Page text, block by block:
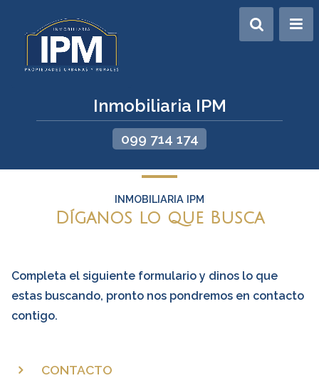
Inmobiliaria IPM
099 714 174
INMOBILIARIA IPM
Díganos lo que Busca
Completa el siguiente formulario y dinos lo que
estas buscando, pronto nos pondremos en contacto
contigo.
CONTACTO